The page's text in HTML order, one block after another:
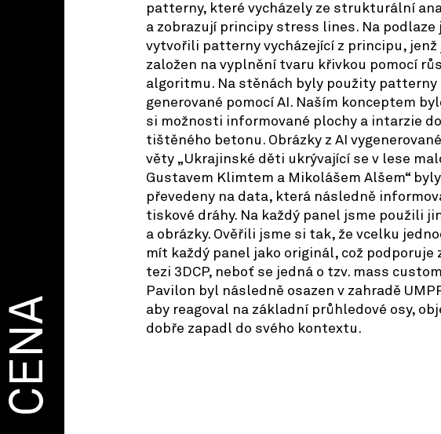
patterny, které vycházely ze strukturální
a zobrazují principy stress lines. Na podlaze
vytvořili patterny vycházející z principu, jenž
založen na vyplnění tvaru křivkou pomocí
algoritmu. Na stěnách byly použity patterny
generované pomocí AI. Naším konceptem
si možnosti informované plochy a intarzie
tištěného betonu. Obrázky z AI
věty „Ukrajinské děti ukrývající se v lese
Gustavem Klimtem a Mikolášem Alšem“ byly
převedeny na data, která následně
tiskové dráhy. Na každý panel jsme použili
a obrázky. Ověřili jsme si tak, že vcelku
mít každý panel jako originál, což podporuje
tezi 3DCP, neboť se jedná o tzv. mass
Pavilon byl následně osazen v zahradě
aby reagoval na základní průhledové osy,
dobře zapadl do svého kontextu.
CENA